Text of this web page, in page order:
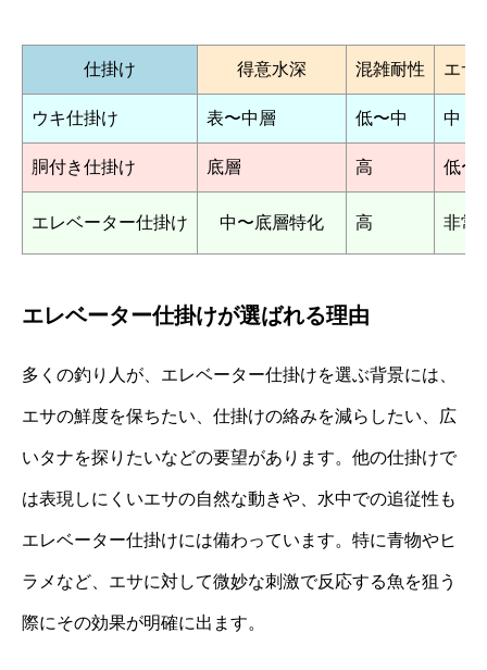
仕掛け 得意水深 混雑耐性 エサ
ウキ仕掛け 表〜中層 低〜中 中
胴付き仕掛け 底層 高 低〜
エレベーター仕掛け 中〜底層特化 高 非常
エレベーター仕掛けが選ばれる理由
多くの釣り人が、エレベーター仕掛けを選ぶ背景には、
エサの鮮度を保ちたい、仕掛けの絡みを減らしたい、広
いタナを探りたいなどの要望があります。他の仕掛けで
は表現しにくいエサの自然な動きや、水中での追従性も
エレベーター仕掛けには備わっています。特に青物やヒ
ラメなど、エサに対して微妙な刺激で反応する魚を狙う
際にその効果が明確に出ます。